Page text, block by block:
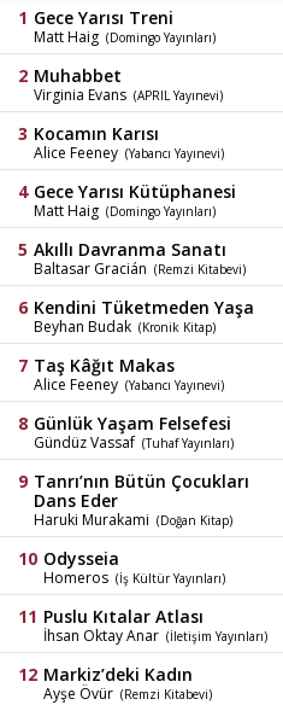
Gece Yarısı Treni
Matt Haig (Domingo Yayınları)
Muhabbet
Virginia Evans (APRIL Yayınevi)
Kocamın Karısı
Alice Feeney (Yabancı Yayınevi)
Gece Yarısı Kütüphanesi
Matt Haig (Domingo Yayınları)
Akıllı Davranma Sanatı
Baltasar Gracián (Remzi Kitabevi)
Kendini Tüketmeden Yaşa
Beyhan Budak (Kronik Kitap)
Taş Kâğıt Makas
Alice Feeney (Yabancı Yayınevi)
Günlük Yaşam Felsefesi
Gündüz Vassaf (Tuhaf Yayınları)
Tanrı’nın Bütün Çocukları
Dans Eder
Haruki Murakami (Doğan Kitap)
Odysseia
Homeros (İş Kültür Yayınları)
Puslu Kıtalar Atlası
İhsan Oktay Anar (İletişim Yayınları)
Markiz’deki Kadın
Ayşe Övür (Remzi Kitabevi)